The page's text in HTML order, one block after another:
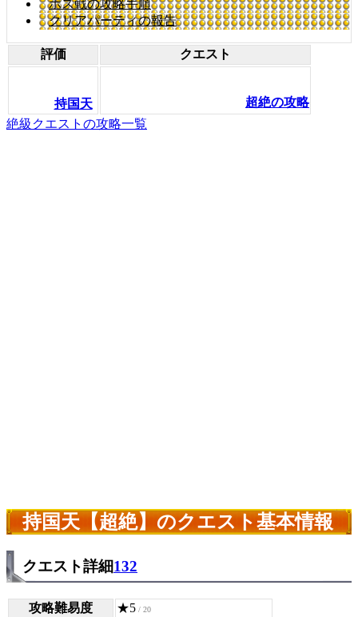
ボス戦の攻略手順
クリアパーティの報告
評価 クエスト
持国天
超絶の攻略
絶級クエストの攻略一覧
持国天【超絶】のクエスト基本情報
クエスト詳細132
攻略難易度 ★5 / 20